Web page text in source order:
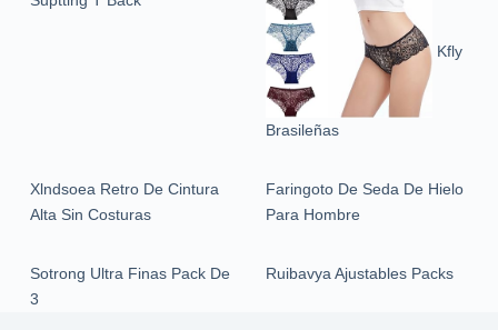
Kfly
Brasileñas
Xlndsoea Retro De Cintura
Alta Sin Costuras
Faringoto De Seda De Hielo
Para Hombre
Sotrong Ultra Finas Pack De
3
Ruibavya Ajustables Packs